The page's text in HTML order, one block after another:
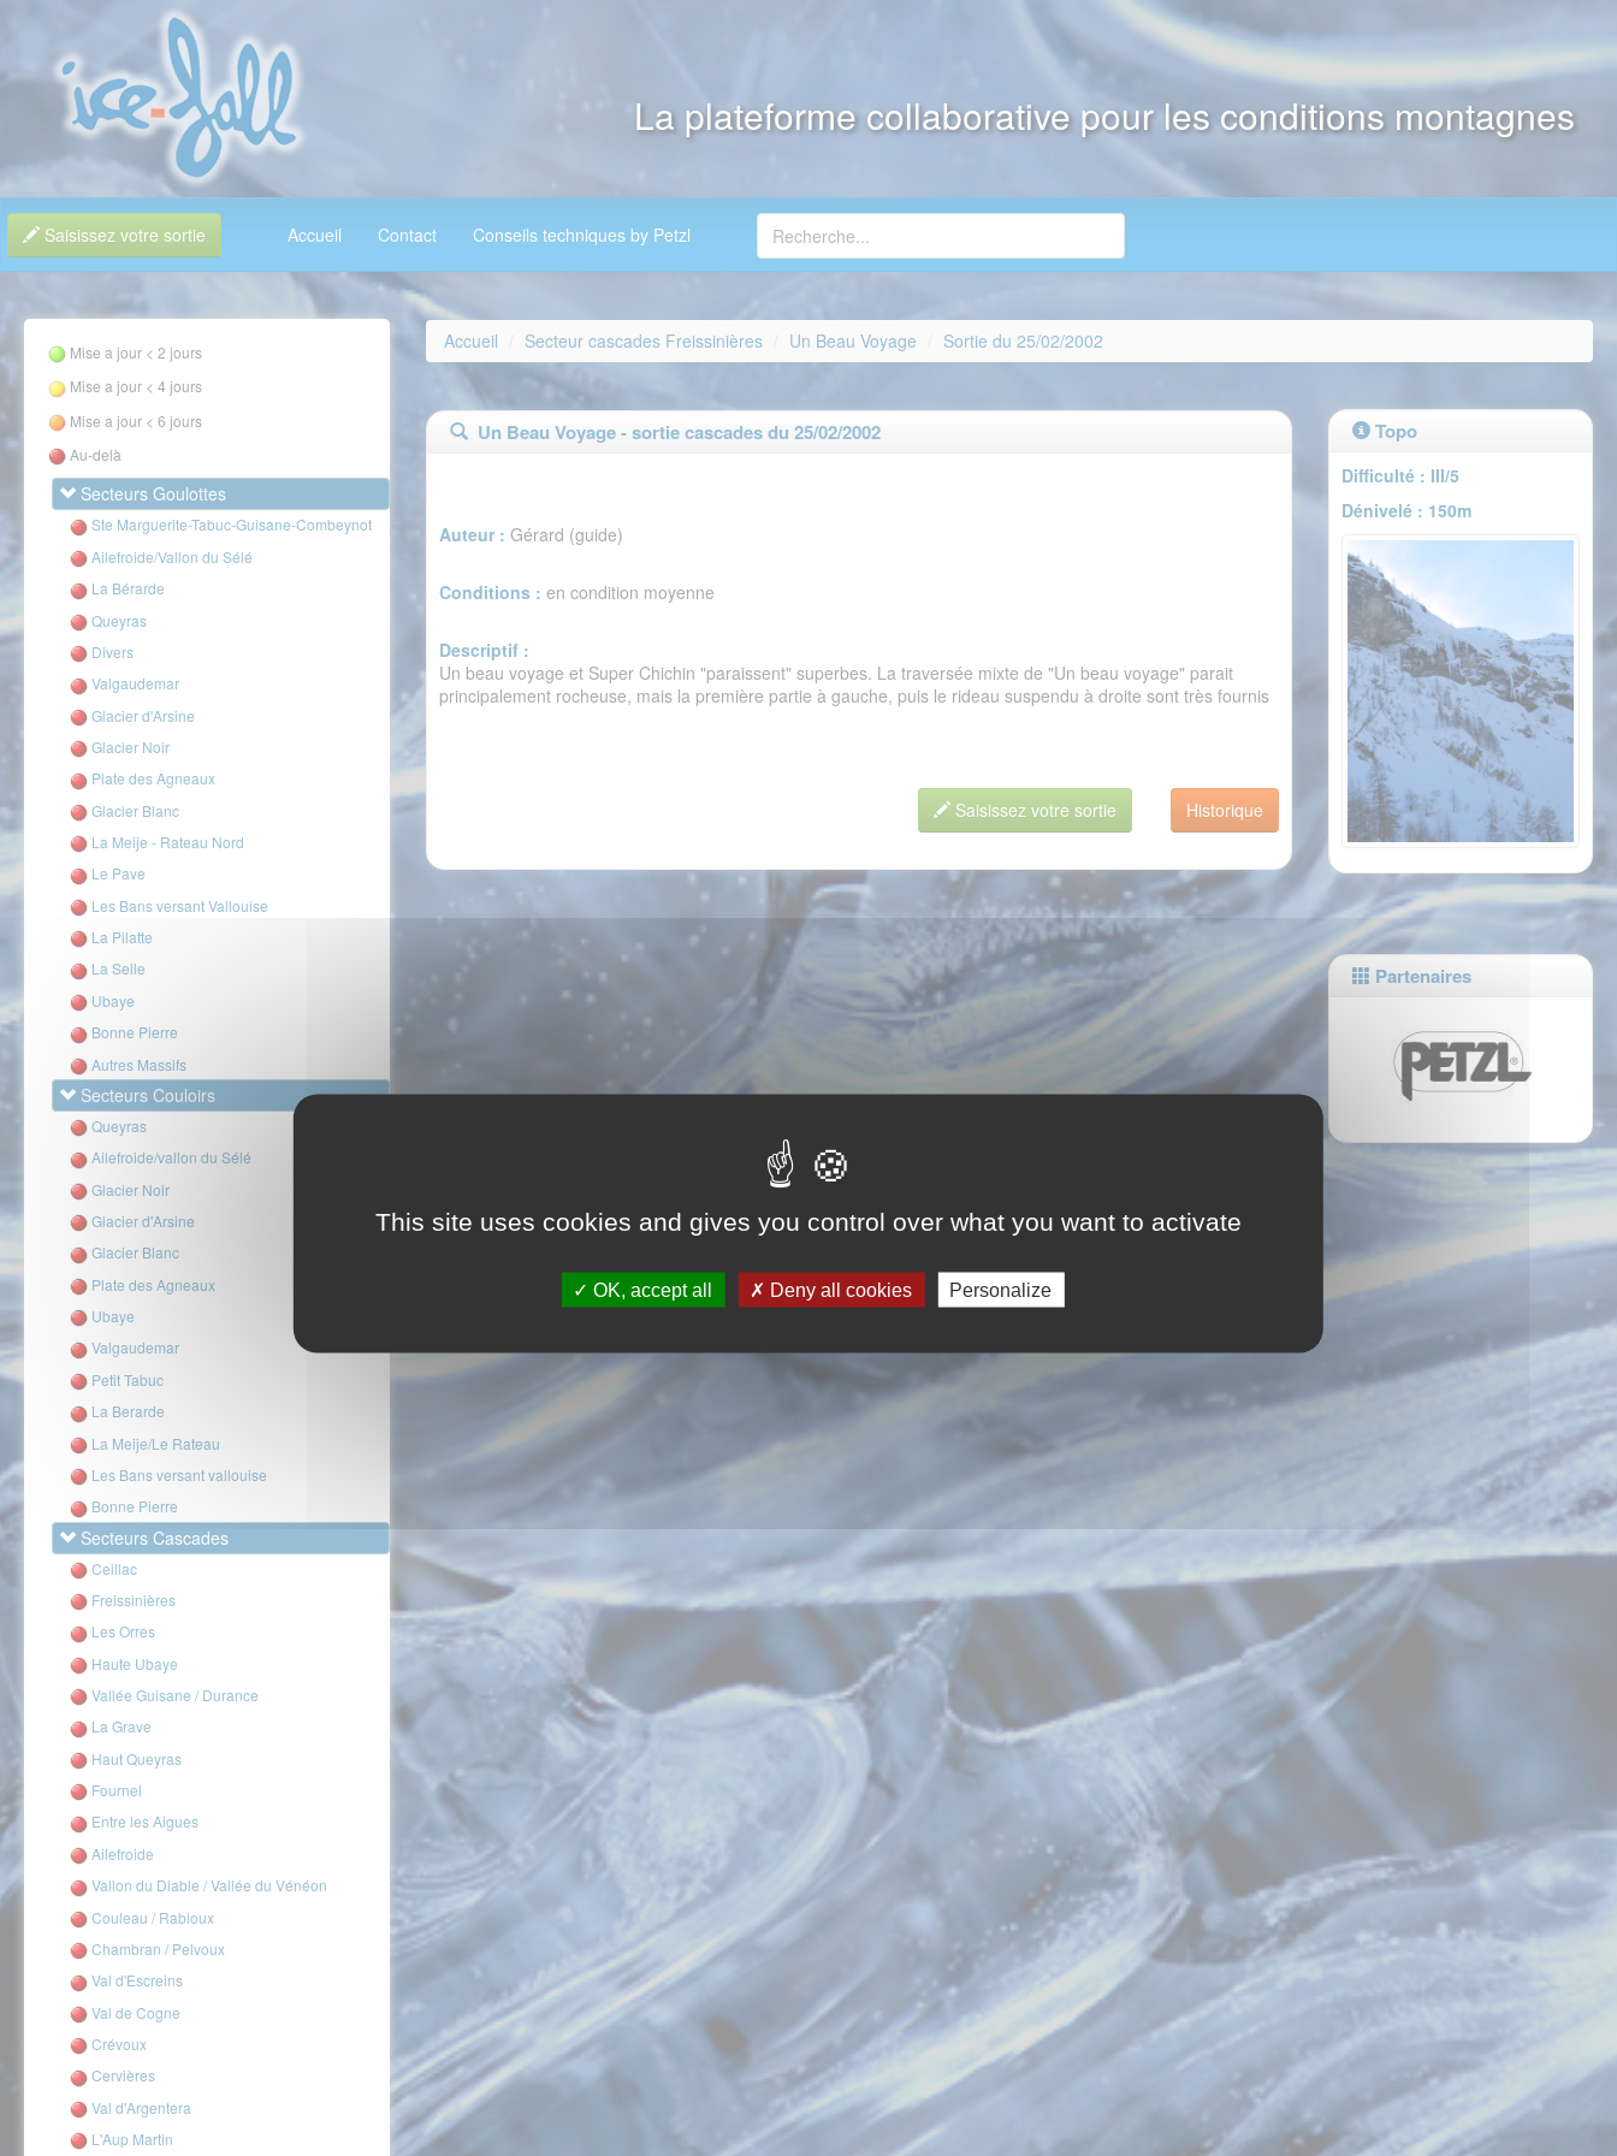
La plateforme collaborative pour les conditions montagnes
Saisissez votre sortie Accueil Contact Conseils techniques by Petzl
Mise a jour < 2 jours
Mise a jour < 4 jours
Mise a jour < 6 jours
Au-delà
Secteurs Goulottes
Ste Marguerite-Tabuc-Guisane-Combeynot
Ailefroide/Vallon du Sélé
La Bérarde
Queyras
Divers
Valgaudemar
Glacier d'Arsine
Glacier Noir
Plate des Agneaux
Glacier Blanc
La Meije - Rateau Nord
Le Pave
Les Bans versant Vallouise
La Pilatte
La Selle
Ubaye
Bonne Pierre
Autres Massifs
Secteurs Couloirs
Queyras
Ailefroide/vallon du Sélé
Glacier Noir
Glacier d'Arsine
Glacier Blanc
Plate des Agneaux
Ubaye
Valgaudemar
Petit Tabuc
La Berarde
La Meije/Le Rateau
Les Bans versant vallouise
Bonne Pierre
Secteurs Cascades
Ceillac
Freissinières
Les Orres
Haute Ubaye
Vallée Guisane / Durance
La Grave
Haut Queyras
Fournel
Entre les Aigues
Ailefroide
Vallon du Diable / Vallée du Vénéon
Couleau / Rabioux
Chambran / Pelvoux
Val d'Escreins
Val de Cogne
Crévoux
Cervières
Val d'Argentera
L'Aup Martin
Accueil Secteur cascades Freissinières Un Beau Voyage Sortie du 25/02/2002
Un Beau Voyage - sortie cascades du 25/02/2002
Auteur : Gérard (guide)
Conditions : en condition moyenne
Descriptif :
Un beau voyage et Super Chichin "paraissent" superbes. La traversée mixte de "Un beau voyage" parait
principalement rocheuse, mais la première partie à gauche, puis le rideau suspendu à droite sont très fournis
Saisissez votre sortie Historique
Topo
Difficulté : III/5
Dénivelé : 150m
Partenaires
This site uses cookies and gives you control over what you want to activate
OK, accept all Deny all cookies Personalize